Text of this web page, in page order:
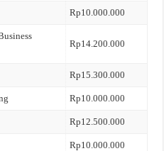
Rp10.000.000
Rp14.200.000
Rp15.300.000
Rp10.000.000
Rp12.500.000
Rp10.000.000